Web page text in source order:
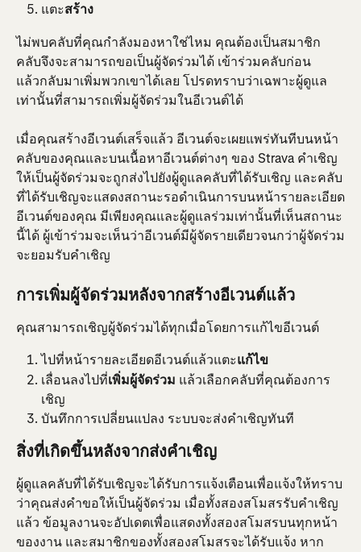
แตะสร้าง
ไม่พบคลับที่คุณกำลังมองหาใช่ไหม คุณต้องเป็นสมาชิก
คลับจึงจะสามารถขอเป็นผู้จัดร่วมได้ เข้าร่วมคลับก่อน
แล้วกลับมาเพิ่มพวกเขาได้เลย โปรดทราบว่าเฉพาะผู้ดูแล
เท่านั้นที่สามารถเพิ่มผู้จัดร่วมในอีเวนต์ได้
เมื่อคุณสร้างอีเวนต์เสร็จแล้ว อีเวนต์จะเผยแพร่ทันทีบนหน้า
คลับของคุณและบนเนื้อหาอีเวนต์ต่างๆ ของ Strava คำเชิญ
ให้เป็นผู้จัดร่วมจะถูกส่งไปยังผู้ดูแลคลับที่ได้รับเชิญ และคลับ
ที่ได้รับเชิญจะแสดงสถานะรอดำเนินการบนหน้ารายละเอียด
อีเวนต์ของคุณ มีเพียงคุณและผู้ดูแลร่วมเท่านั้นที่เห็นสถานะ
นี้ได้ ผู้เข้าร่วมจะเห็นว่าอีเวนต์มีผู้จัดรายเดียวจนกว่าผู้จัดร่วม
จะยอมรับคำเชิญ
การเพิ่มผู้จัดร่วมหลังจากสร้างอีเวนต์แล้ว
คุณสามารถเชิญผู้จัดร่วมได้ทุกเมื่อโดยการแก้ไขอีเวนต์
ไปที่หน้ารายละเอียดอีเวนต์แล้วแตะแก้ไข
เลื่อนลงไปที่เพิ่มผู้จัดร่วม แล้วเลือกคลับที่คุณต้องการ
เชิญ
บันทึกการเปลี่ยนแปลง ระบบจะส่งคำเชิญทันที
สิ่งที่เกิดขึ้นหลังจากส่งคำเชิญ
ผู้ดูแลคลับที่ได้รับเชิญจะได้รับการแจ้งเตือนเพื่อแจ้งให้ทราบ
ว่าคุณส่งคำขอให้เป็นผู้จัดร่วม เมื่อทั้งสองสโมสรรับคำเชิญ
แล้ว ข้อมูลงานจะอัปเดตเพื่อแสดงทั้งสองสโมสรบนทุกหน้า
ของงาน และสมาชิกของทั้งสองสโมสรจะได้รับแจ้ง หาก